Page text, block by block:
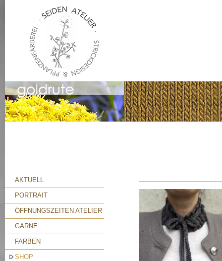
AKTUELL
PORTRAIT
ÖFFNUNGSZEITEN ATELIER
GARNE
FARBEN
SHOP